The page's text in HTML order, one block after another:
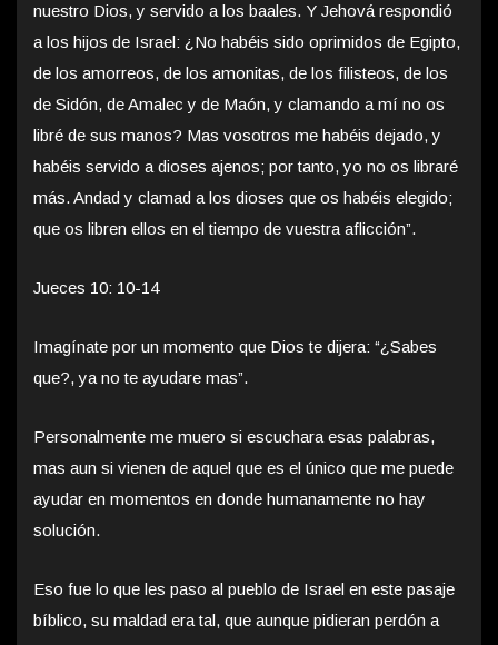
nuestro Dios, y servido a los baales. Y Jehová respondió
a los hijos de Israel: ¿No habéis sido oprimidos de Egipto,
de los amorreos, de los amonitas, de los filisteos, de los
de Sidón, de Amalec y de Maón, y clamando a mí no os
libré de sus manos? Mas vosotros me habéis dejado, y
habéis servido a dioses ajenos; por tanto, yo no os libraré
más. Andad y clamad a los dioses que os habéis elegido;
que os libren ellos en el tiempo de vuestra aflicción”.
Jueces 10: 10-14
Imagínate por un momento que Dios te dijera: “¿Sabes
que?, ya no te ayudare mas”.
Personalmente me muero si escuchara esas palabras,
mas aun si vienen de aquel que es el único que me puede
ayudar en momentos en donde humanamente no hay
solución.
Eso fue lo que les paso al pueblo de Israel en este pasaje
bíblico, su maldad era tal, que aunque pidieran perdón a